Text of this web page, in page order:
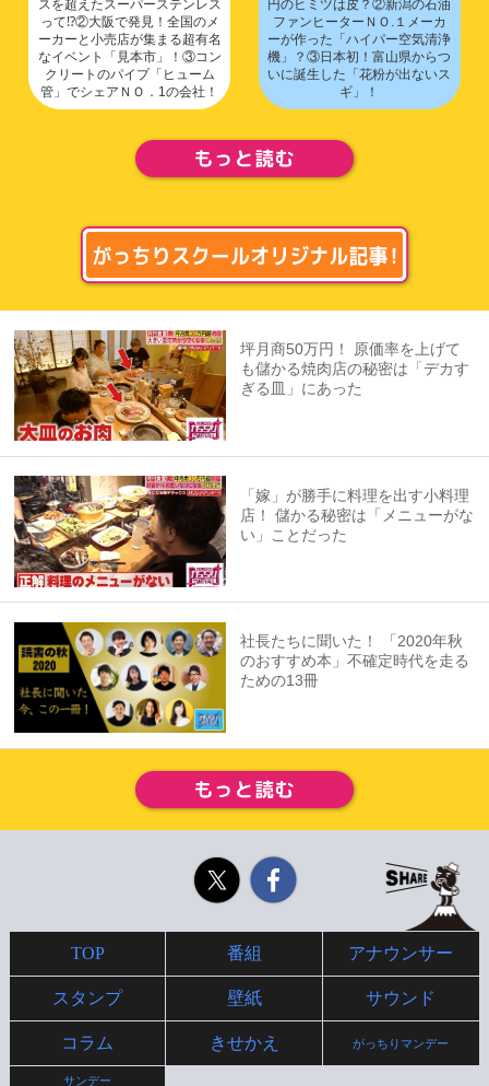
スを超えたスーパーステンレス
って⁉②大阪で発見！全国のメ
ーカーと小売店が集まる超有名
なイベント「見本市」！③コン
クリートのパイプ「ヒューム
管」でシェアＮＯ．1の会社！
円のヒミツは皮？②新潟の石油
ファンヒーターＮＯ.１メーカ
ーが作った「ハイパー空気清浄
機」？③日本初！富山県からつ
いに誕生した「花粉が出ないス
ギ」！
坪月商50万円！ 原価率を上げて
も儲かる焼肉店の秘密は「デカす
ぎる皿」にあった
「嫁」が勝手に料理を出す小料理
店！ 儲かる秘密は「メニューがな
い」ことだった
社長たちに聞いた！ 「2020年秋
のおすすめ本」不確定時代を走る
ための13冊
Twitter
TOP 番組 アナウンサー
スタンプ 壁紙 サウンド
コラム きせかえ がっちりマンデー
サンデー